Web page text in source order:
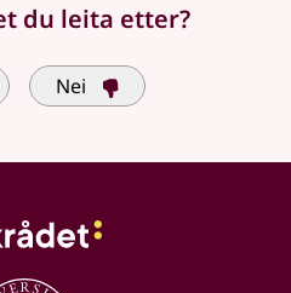
du leita etter?
Nei